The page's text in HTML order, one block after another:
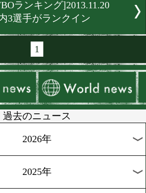
[ランキング]2013.12.14
興毅、WBOでもSF2位に
[ランキング]2013.12.13
WBA、2選手が新たにラン
ン
[ランキング]2013.12.12
日本のOPBF王者は9人に
[ランキング]2013.11.28